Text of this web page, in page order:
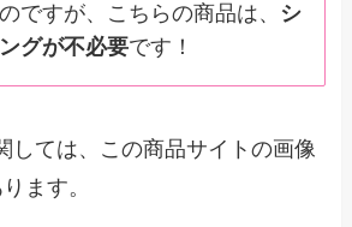
ですが、こちらの商品は、
シ
グが不必要です！
しては、この商品サイトの画像
ます。